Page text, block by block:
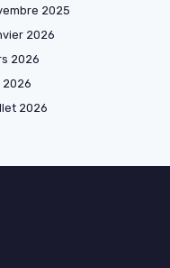
2025
2026
2026
2026
2026